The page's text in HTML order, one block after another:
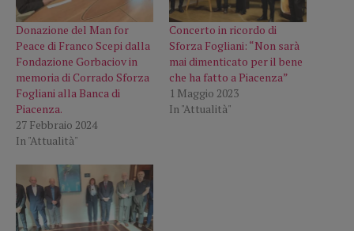
Donazione del Man for
Peace di Franco Scepi dalla
Fondazione Gorbaciov in
memoria di Corrado Sforza
Fogliani alla Banca di
Piacenza.
27 Febbraio 2024
In "Attualità"
Concerto in ricordo di
Sforza Fogliani: “Non sarà
mai dimenticato per il bene
che ha fatto a Piacenza”
1 Maggio 2023
In "Attualità"